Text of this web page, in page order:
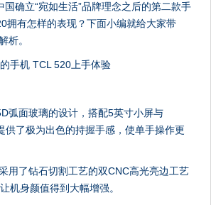
确立“宛如生活”品牌理念之后的第二款手
拥有怎样的表现？下面小编就给大家带
析。
弧面玻璃的设计，搭配5英寸小屏与
供了极为出色的持握手感，使单手操作更
用了钻石切割工艺的双CNC高光亮边工艺
机身颜值得到大幅增强。